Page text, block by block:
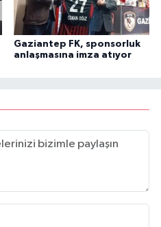
Gaziantep FK, sponsorluk
anlaşmasına imza atıyor